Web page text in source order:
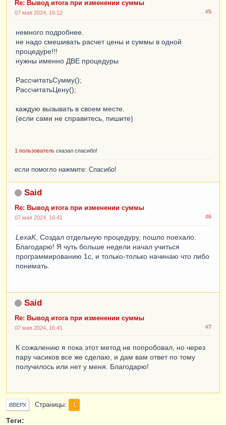
Re: Вывод итога при изменении суммы
#5
07 мая 2024, 16:12
немного подробнее.
не надо смешивать расчет цены и суммы в одной
процедуре!!!
нужны именно ДВЕ процедуры
РассчитатьСумму();
РассчитатьЦену();
каждую вызывать в своем месте.
(если сами не справитесь, пишите)
1 пользователь сказал спасибо!
если помогло нажмите: Спасибо!
Said
Re: Вывод итога при изменении суммы
#6
07 мая 2024, 16:41
LexaK, Создал отдельную процедуру, пошло поехало.
Благодарю! Я чуть больше недели начал учиться
программированию 1с, и только-только начинаю что либо
понимать.
Said
Re: Вывод итога при изменении суммы
#7
07 мая 2024, 16:41
К сожалению я пока этот метод не попробовал, но через
пару часиков все же сделаю, и дам вам ответ по тому
получилось или нет у меня. Благодарю!
ВВЕРХ Страницы 1
Теги: